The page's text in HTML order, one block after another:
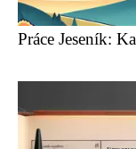
Práce Jeseník: